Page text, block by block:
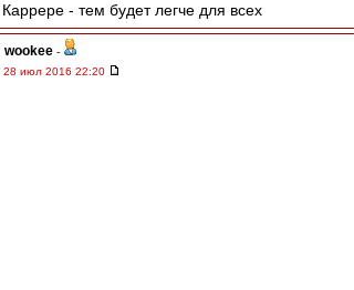
Каррере - тем будет легче для всех
wookee -
28 июл 2016 22:20